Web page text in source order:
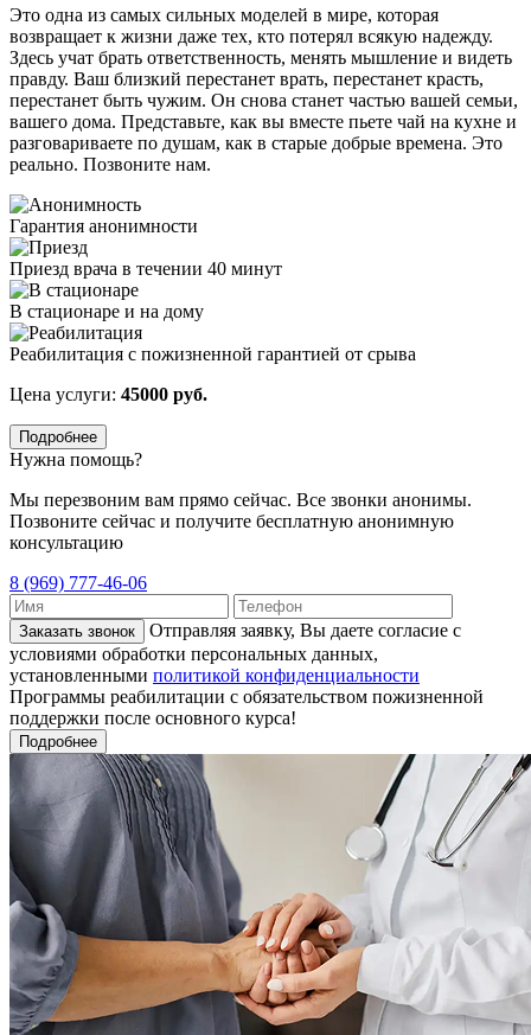
Это одна из самых сильных моделей в мире, которая
возвращает к жизни даже тех, кто потерял всякую надежду.
Здесь учат брать ответственность, менять мышление и видеть
правду. Ваш близкий перестанет врать, перестанет красть,
перестанет быть чужим. Он снова станет частью вашей семьи,
вашего дома. Представьте, как вы вместе пьете чай на кухне и
разговариваете по душам, как в старые добрые времена. Это
реально. Позвоните нам.
Гарантия анонимности
Приезд врача в течении 40 минут
В стационаре и на дому
Реабилитация с пожизненной гарантией от срыва
Цена услуги: 45000 руб.
Подробнее
Нужна помощь?
Мы перезвоним вам прямо сейчас. Все звонки анонимы.
Позвоните сейчас и получите бесплатную анонимную
консультацию
8 (969) 777-46-06
Заказать звонок
Отправляя заявку, Вы даете согласие с
условиями обработки персональных данных,
установленными политикой конфиденциальности
Программы реабилитации с обязательством пожизненной
поддержки после основного курса!
Подробнее